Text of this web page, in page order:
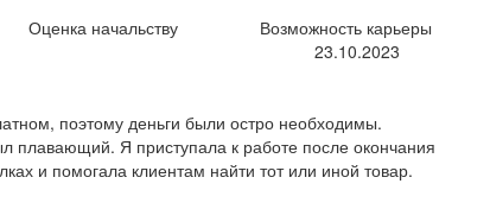
Оценка начальству
Возможность карьеры
23.10.2023
поэтому деньги были остро необходимы.
Я приступала к работе после окончания
и помогала клиентам найти тот или иной товар.